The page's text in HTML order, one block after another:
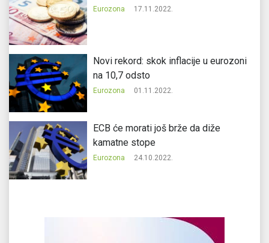
Eurozona 17.11.2022.
Novi rekord: skok inflacije u eurozoni
na 10,7 odsto
Eurozona 01.11.2022.
ECB će morati još brže da diže
kamatne stope
Eurozona 24.10.2022.